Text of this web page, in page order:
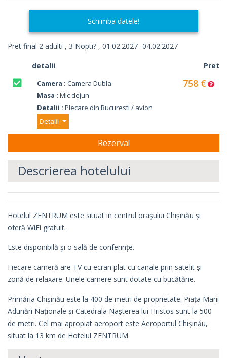
Schimba datele!
Pret final 2 adulti , 3 Nopti? , 01.02.2027 -04.02.2027
detalii Pret
Camera : Camera Dubla
Masa : Mic dejun
Detalii : Plecare din Bucuresti / avion
Detalii
758 €
Descrierea hotelului
Hotelul ZENTRUM este situat in centrul orașului Chișinău și
oferă WiFi gratuit.
Este disponibilă și o sală de conferințe.
Fiecare cameră are TV cu ecran plat cu canale prin satelit și
zonă de relaxare. Unele camere sunt dotate cu bucătărie.
Primăria Chișinău este la 400 de metri de proprietate. Piața Marii
Adunări Naționale și Catedrala Nașterea lui Hristos sunt la 500
de metri. Cel mai apropiat aeroport este Aeroportul Chișinău,
situat la 13 km de Hotelul ZENTRUM.